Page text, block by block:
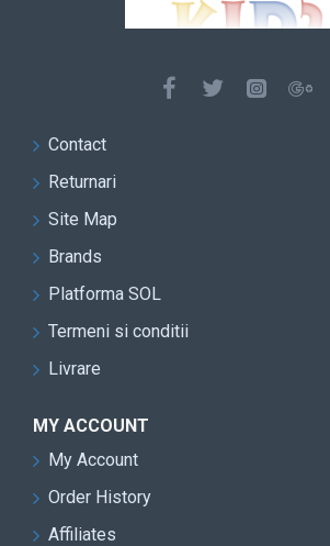
Contact
Returnari
Site Map
Brands
Platforma SOL
Termeni si conditii
Livrare
MY ACCOUNT
My Account
Order History
Affiliates